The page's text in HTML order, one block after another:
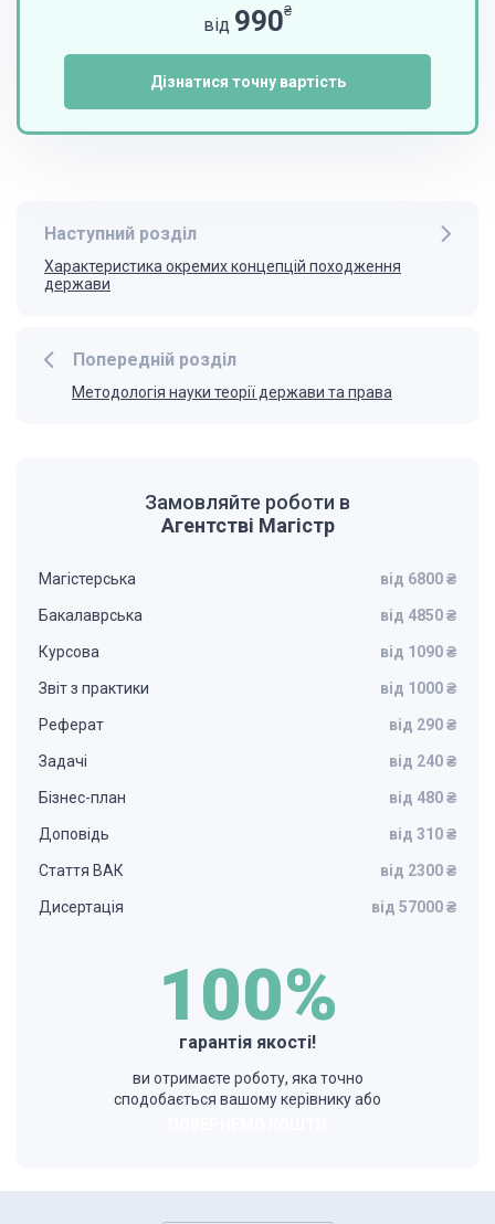
від 990₴
Дізнатися точну вартість
Попередній розділ
Методологія науки теорії держави та права
Наступний розділ
Характеристика окремих концепцій походження
держави
Замовляйте роботи в
Агентстві Магістр
Магістерська від 6800 ₴
Бакалаврська від 4850 ₴
Курсова від 1090 ₴
Звіт з практики від 1000 ₴
Реферат від 290 ₴
Задачі від 240 ₴
Бізнес-план від 480 ₴
Доповідь від 310 ₴
Стаття ВАК від 2300 ₴
Дисертація від 57000 ₴
100%
гарантія якості!
ви отримаєте роботу, яка точно
сподобається вашому керівнику або